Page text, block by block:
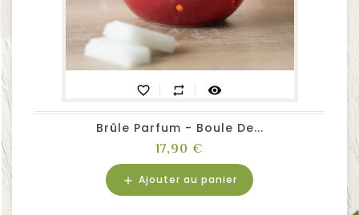
favorite_border repeat visibility
Brûle Parfum - Boule De...
Prix
17,90 €
add Ajouter au panier